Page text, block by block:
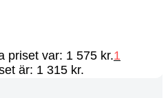
priset var: 1 575 kr.1
är: 1 315 kr.